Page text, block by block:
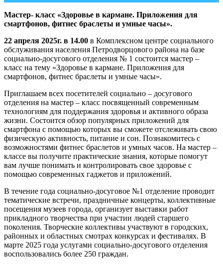
Мастер- класс «Здоровье в кармане. Приложения для
смартфонов, фитнес браслеты и умные часы».
22 апреля 2025г. в 14.00 в Комплексном центре социального
обслуживания населения Петродворцового района на базе
социально-досугового отделения № 1 состоится мастер –
класс на тему «Здоровье в кармане. Приложения для
смартфонов, фитнес браслеты и умные часы».
Приглашаем всех посетителей социально – досугового
отделения на мастер – класс посвященный современным
технологиям для поддержания здоровья и активного образа
жизни. Состоится обзор популярных приложений для
смартфона с помощью которых вы сможете отслеживать свою
физическую активность, питание и сон. Познакомитесь с
возможностями фитнес браслетов и умных часов. На мастер –
классе вы получите практические знания, которые помогут
вам лучше понимать и контролировать свое здоровье с
помощью современных гаджетов и приложений.
В течение года социально-досуговое №1 отделение проводит
тематические встречи, праздничные концерты, коллективные
посещения музеев города, организует выставки работ
прикладного творчества при участии людей старшего
поколения. Творческие коллективы участвуют в городских,
районных и областных смотрах конкурсах и фестивалях. В
марте 2025 года услугами социально-досугового отделения
воспользовались более 250 граждан.